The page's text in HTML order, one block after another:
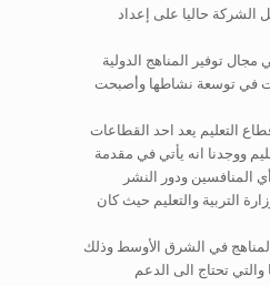
الشركة حاليا على إعداد
كشركة مصادر تعليمية وتركز عملها في البداية على مجال القرطاسيات فقط، وفي يونيو 2016 بدأت الدخول في مجال توفير المناهج الدولية
في توسعة نشاطها وأصبحت
التعليم يعد احد القطاعات
ووجدنا انه يأتي في مقدمة
المنافسين ودور النشر
التربية والتعليم حيث كان
في الشرق الأوسط وذلك
والتي تحتاج الى الدعم